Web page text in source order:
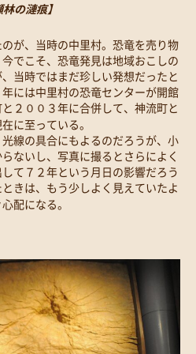
林の漣痕】
が、当時の中里村。恐竜を売り物
でこそ、恐竜発見は地域おこしの
当時ではまだ珍しい発想だったと
には中里村の恐竜センターが開館
２００３年に合併して、神流町と
に至っている。
線の具合にもよるのだろうが、小
ないし、写真に撮るとさらによく
て７２年という月日の影響だろう
きは、もう少しよく見えていたよ
配になる。